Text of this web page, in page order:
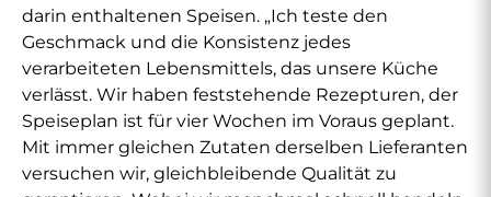
darin enthaltenen Speisen. „Ich teste den
Geschmack und die Konsistenz jedes
verarbeiteten Lebensmittels, das unsere Küche
verlässt. Wir haben feststehende Rezepturen, der
Speiseplan ist für vier Wochen im Voraus geplant.
Mit immer gleichen Zutaten derselben Lieferanten
versuchen wir, gleichbleibende Qualität zu